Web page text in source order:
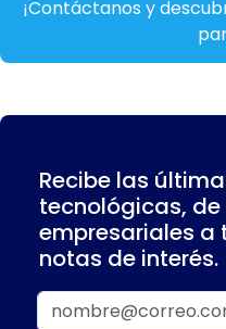
¡Contáctanos y
Recibe las
tecnológicas, de
empresariales a
notas de interés.